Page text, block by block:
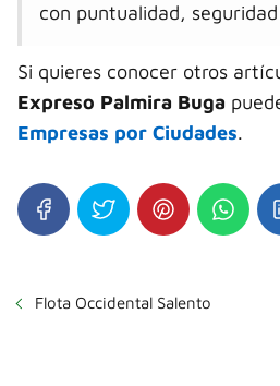
con puntualidad,
Si quieres conocer otros
Expreso Palmira Buga
Empresas por Ciudades.
Flota Occidental Salento